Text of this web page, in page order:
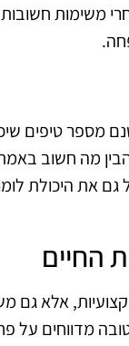
משימות
מספר טיפים
מה חשוב
גם את היכולת
החיים
אלא גם
מדווחים על